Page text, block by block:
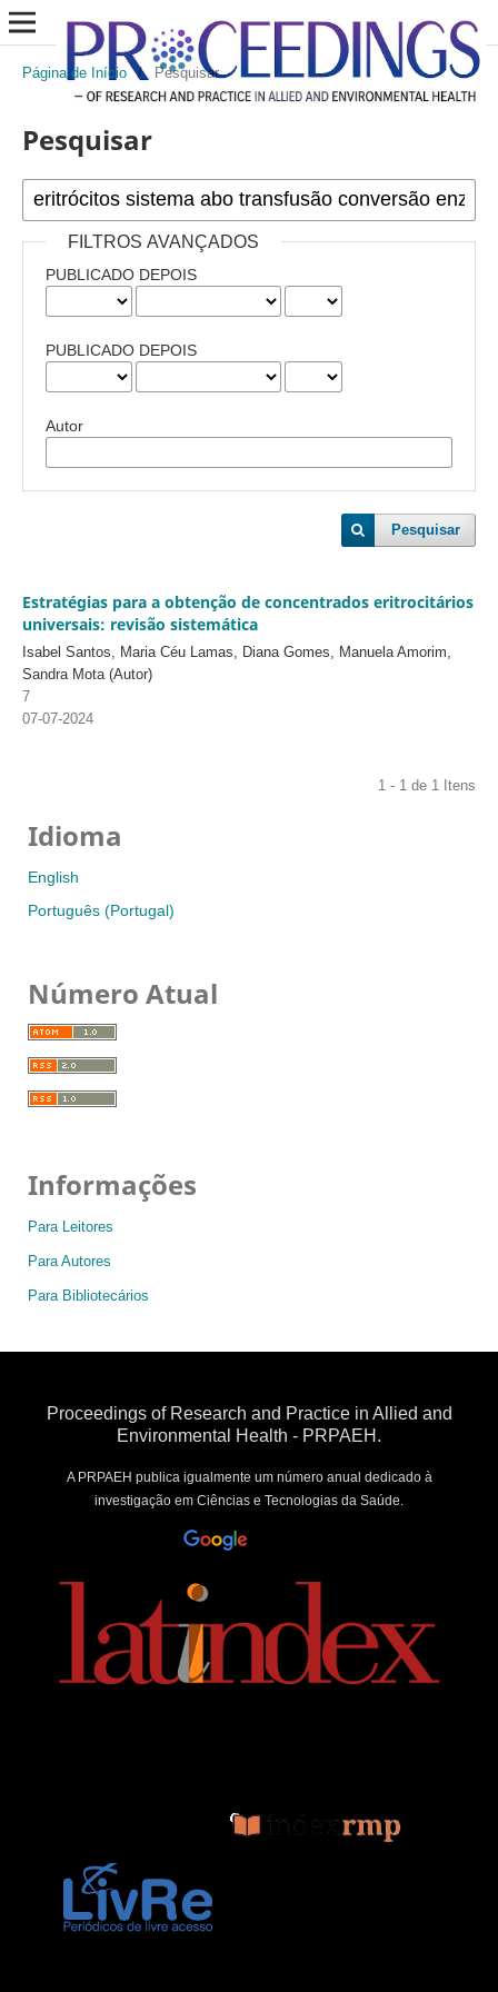
Página de Início / Pesquisar
Pesquisar
FILTROS AVANÇADOS
PUBLICADO DEPOIS
PUBLICADO DEPOIS
Autor
Pesquisar
Estratégias para a obtenção de concentrados eritrocitários
universais: revisão sistemática
Isabel Santos, Maria Céu Lamas, Diana Gomes, Manuela Amorim,
Sandra Mota (Autor)
7
07-07-2024
1 - 1 de 1 Itens
Idioma
English
Português (Portugal)
Número Atual
Informações
Para Leitores
Para Autores
Para Bibliotecários
Proceedings of Research and Practice in Allied and
Environmental Health - PRPAEH.
A PRPAEH publica igualmente um número anual dedicado à
investigação em Ciências e Tecnologias da Saúde.